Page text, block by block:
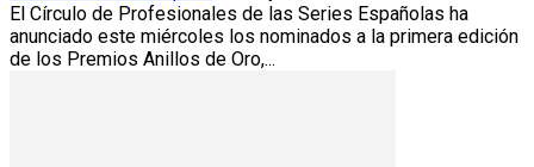
El Círculo de Profesionales de las Series Españolas ha
anunciado este miércoles los nominados a la primera edición
de los Premios Anillos de Oro,...